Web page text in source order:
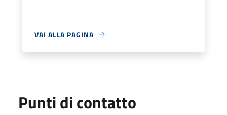
VAI ALLA PAGINA
Punti di contatto